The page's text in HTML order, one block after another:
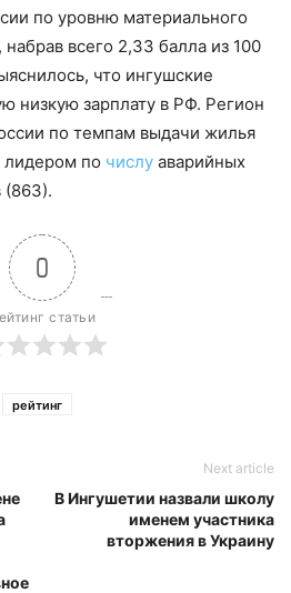
по уровню материального
всего 2,33 балла из 100
что ингушские
низкую зарплату в РФ. Регион
по темпам выдачи жилья
по числу аварийных
(863).
0
статьи
рейтинг
Next article
В Ингушетии назвали школу
именем участника
вторжения в Украину